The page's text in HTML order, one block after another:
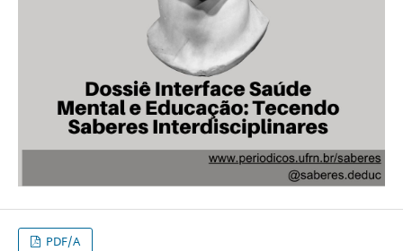
PDF/A